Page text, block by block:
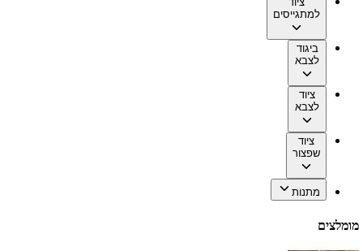
למתגייסים
ביגוד
לצבא
ציוד
לצבא
ציוד
שפצור
מתנות
מומלצים